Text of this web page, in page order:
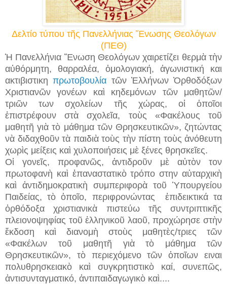
Δελτίο τύπου τῆς Πανελλήνιας Ἕνωσης Θεολόγων
(ΠΕΘ)
Ἡ Πανελλήνια Ἕνωση Θεολόγων χαιρετίζει θερμὰ τὴν
αὐθόρμητη, θαρραλέα, ὁμολογιακή, ἀγωνιστική και
ακτιβιστικηπρωτοβουλία τῶν Ἑλλήνων Ὀρθοδόξων
Χριστιανῶν γονέων καὶ κηδεμόνων τῶν μαθητῶν/
τριῶν των σχολείων τῆς χώρας, οἱ ὁποῖοι
ἐπιστρέφουν στὰ σχολεῖα, τοὺς «Φακέλους τοῦ
μαθητῆ γιὰ τὸ μάθημα τῶν Θρησκευτικῶν», ζητώντας
νὰ διδαχθοῦν τὰ παιδιὰ τοὺς τὴν πίστη τοὺς ἀνόθευτη
χωρὶς μείξεις καὶ χυλοποιήσεις μὲ ξένες θρησκεῖες.
Οἱ γονεῖς, προφανῶς, ἀντιδροῦν μὲ αὐτὸν τον
πρωτοφανὴ καὶ ἐπαναστατικὸ τρόπο στην αὐταρχικὴ
καὶ ἀντιδημοκρατικὴ συμπεριφορὰ τοῦ Ὑπουργείου
Παιδείας, τὸ ὁποῖο, περιφρονώντας ἐπιδεικτικά τα
ὀρθόδοξα χριστιανικὰ πιστεύω τῆς συντριπτικῆς
πλειονοψηφίας τοῦ ἑλληνικοῦ λαοῦ, προχώρησε στὴν
ἔκδοση καὶ διανομὴ στοὺς μαθητὲς/τριες τῶν
«Φακέλων τοῦ μαθητῆ γιὰ τὸ μάθημα τῶν
Θρησκευτικῶν», τὸ περιεχόμενο τῶν ὁποῖων ειναι
πολυθρησκειακὸ καὶ συγκρητιστικὸ καί, συνεπῶς,
ἀντισυνταγματικό, ἀντιπαιδαγωγικὸ καὶ....